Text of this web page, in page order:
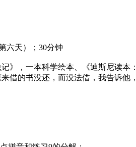
六天）；30分钟
》，一本科学绘本、《迪斯尼读
借的书没还，而没法借，我告诉